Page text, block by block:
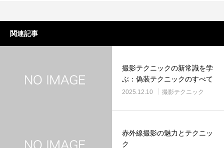
関連記事
撮影テクニックの新常識を学
ぶ：偽装テクニックのすべて
2025.12.10 撮影テクニック
赤外線撮影の魅力とテクニッ
ク